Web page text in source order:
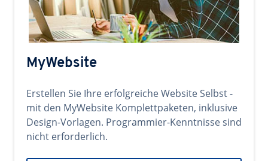
MyWebsite
Erstellen Sie Ihre erfolgreiche Website Selbst -
mit den MyWebsite Komplettpaketen, inklusive
Design-Vorlagen. Programmier-Kenntnisse sind
nicht erforderlich.